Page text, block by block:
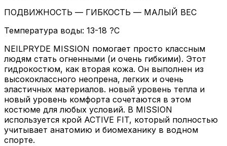
ПОДВИЖНОСТЬ — ГИБКОСТЬ — МАЛЫЙ ВЕС
Температура воды: 13-18 ?C
NEILPRYDE MISSION помогает просто классным
людям стать огненными (и очень гибкими). Этот
гидрокостюм, как вторая кожа. Он выполнен из
высококлассного неопрена, легких и очень
эластичных материалов. новый уровень тепла и
новый уровень комфорта сочетаются в этом
костюме для любых условий. В MISSION
используется крой ACTIVE FIT, который полностью
учитывает анатомию и биомеханику в водном
спорте.